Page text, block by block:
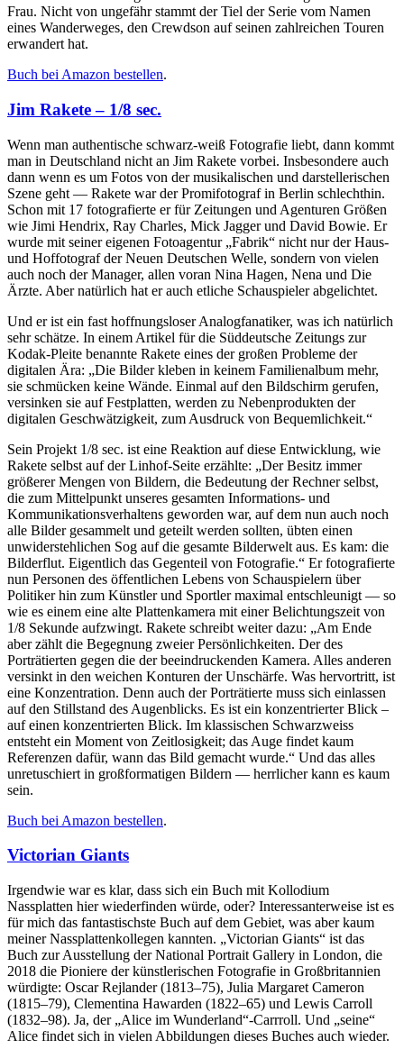
Frau. Nicht von ungefähr stammt der Tiel der Serie vom Namen
eines Wanderweges, den Crewdson auf seinen zahlreichen Touren
erwandert hat.
Buch bei Amazon bestellen.
Jim Rakete – 1/8 sec.
Wenn man authentische schwarz-weiß Fotografie liebt, dann kommt
man in Deutschland nicht an Jim Rakete vorbei. Insbesondere auch
dann wenn es um Fotos von der musikalischen und darstellerischen
Szene geht — Rakete war der Promifotograf in Berlin schlechthin.
Schon mit 17 fotografierte er für Zeitungen und Agenturen Größen
wie Jimi Hendrix, Ray Charles, Mick Jagger und David Bowie. Er
wurde mit seiner eigenen Fotoagentur „Fabrik“ nicht nur der Haus-
und Hoffotograf der Neuen Deutschen Welle, sondern von vielen
auch noch der Manager, allen voran Nina Hagen, Nena und Die
Ärzte. Aber natürlich hat er auch etliche Schauspieler abgelichtet.
Und er ist ein fast hoffnungsloser Analogfanatiker, was ich natürlich
sehr schätze. In einem Artikel für die Süddeutsche Zeitungs zur
Kodak-Pleite benannte Rakete eines der großen Probleme der
digitalen Ära: „Die Bilder kleben in keinem Familienalbum mehr,
sie schmücken keine Wände. Einmal auf den Bildschirm gerufen,
versinken sie auf Festplatten, werden zu Nebenprodukten der
digitalen Geschwätzigkeit, zum Ausdruck von Bequemlichkeit.“
Sein Projekt 1/8 sec. ist eine Reaktion auf diese Entwicklung, wie
Rakete selbst auf der Linhof-Seite erzählte: „Der Besitz immer
größerer Mengen von Bildern, die Bedeutung der Rechner selbst,
die zum Mittelpunkt unseres gesamten Informations- und
Kommunikationsverhaltens geworden war, auf dem nun auch noch
alle Bilder gesammelt und geteilt werden sollten, übten einen
unwiderstehlichen Sog auf die gesamte Bilderwelt aus. Es kam: die
Bilderflut. Eigentlich das Gegenteil von Fotografie.“ Er fotografierte
nun Personen des öffentlichen Lebens von Schauspielern über
Politiker hin zum Künstler und Sportler maximal entschleunigt — so
wie es einem eine alte Plattenkamera mit einer Belichtungszeit von
1/8 Sekunde aufzwingt. Rakete schreibt weiter dazu: „Am Ende
aber zählt die Begegnung zweier Persönlichkeiten. Der des
Porträtierten gegen die der beeindruckenden Kamera. Alles anderen
versinkt in den weichen Konturen der Unschärfe. Was hervortritt, ist
eine Konzentration. Denn auch der Porträtierte muss sich einlassen
auf den Stillstand des Augenblicks. Es ist ein konzentrierter Blick –
auf einen konzentrierten Blick. Im klassischen Schwarzweiss
entsteht ein Moment von Zeitlosigkeit; das Auge findet kaum
Referenzen dafür, wann das Bild gemacht wurde.“ Und das alles
unretuschiert in großformatigen Bildern — herrlicher kann es kaum
sein.
Buch bei Amazon bestellen.
Victorian Giants
Irgendwie war es klar, dass sich ein Buch mit Kollodium
Nassplatten hier wiederfinden würde, oder? Interessanterweise ist es
für mich das fantastischste Buch auf dem Gebiet, was aber kaum
meiner Nassplattenkollegen kannten. „Victorian Giants“ ist das
Buch zur Ausstellung der National Portrait Gallery in London, die
2018 die Pioniere der künstlerischen Fotografie in Großbritannien
würdigte: Oscar Rejlander (1813–75), Julia Margaret Cameron
(1815–79), Clementina Hawarden (1822–65) und Lewis Carroll
(1832–98). Ja, der „Alice im Wunderland“-Carrroll. Und „seine“
Alice findet sich in vielen Abbildungen dieses Buches auch wieder.